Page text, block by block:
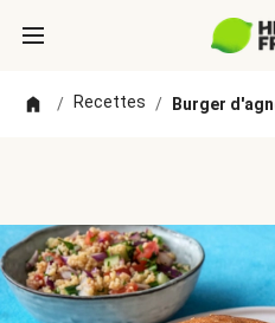
/ Recettes / Burger